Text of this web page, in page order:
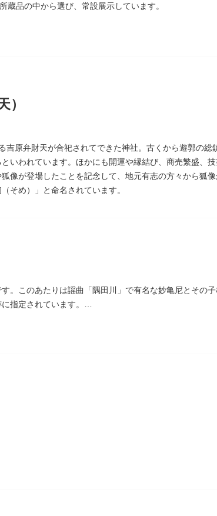
品の中から選び、常設展示しています。
）
吉原弁財天が合祀されてできた神社。古くから遊郭の総
いわれています。ほかにも開運や縁結び、商売繁盛、技
れ桜が、見事な花を咲かせ人々を和ませます。毎年5
七福神に関する授与も年間を通して行われています。
像が登場したことを記念して、地元有志の方々から狐
そめ）」と命名されています。
。このあたりは謡曲「隅田川」で有名な妙亀尼とその
指定されています。
十一年戊子五月二十二日孝子敬白」と刻まれており、
若にちなむ梅若塚（都旧跡）があり、この妙亀塚と相対